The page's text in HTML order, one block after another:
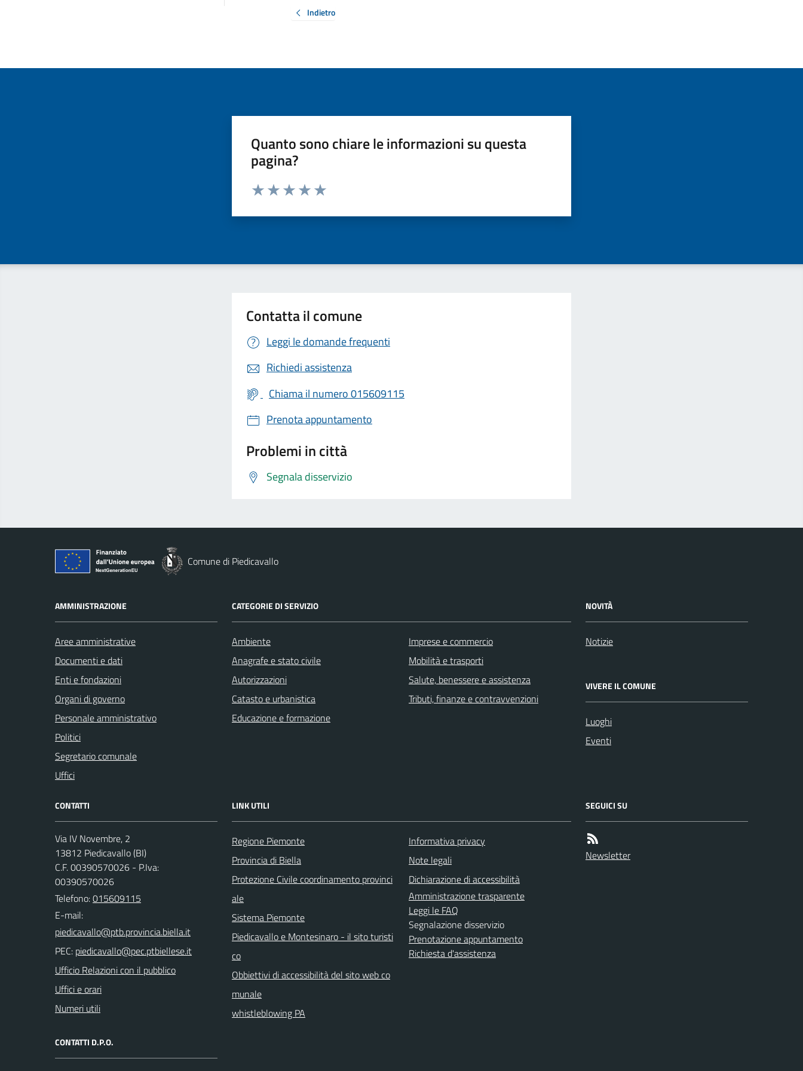
Indietro
Quanto sono chiare le informazioni su questa
pagina?
Valuta da 1 a 5 stelle la pagina
Contatta il comune
Leggi le domande frequenti
Richiedi assistenza
Chiama il numero 015609115
Prenota appuntamento
Problemi in città
Segnala disservizio
Comune di Piedicavallo
AMMINISTRAZIONE
Aree amministrative
Documenti e dati
Enti e fondazioni
Organi di governo
Personale amministrativo
Politici
Segretario comunale
Uffici
CATEGORIE DI SERVIZIO
Ambiente
Anagrafe e stato civile
Autorizzazioni
Catasto e urbanistica
Educazione e formazione
Imprese e commercio
Mobilità e trasporti
Salute, benessere e assistenza
Tributi, finanze e contravvenzioni
NOVITÀ
Notizie
VIVERE IL COMUNE
Luoghi
Eventi
CONTATTI
Via IV Novembre, 2
13812 Piedicavallo (BI)
C.F. 00390570026 - P.Iva:
00390570026
Telefono:015609115
E-mail:
PEC:
Ufficio Relazioni con il pubblico
Uffici e orari
Numeri utili
CONTATTI D.P.O.
LINK UTILI
Regione Piemonte
Provincia di Biella
Protezione Civile coordinamento provinci
ale
Sistema Piemonte
Piedicavallo e Montesinaro - il sito turisti
co
Obbiettivi di accessibilità del sito web co
munale
whistleblowing PA
Informativa privacy
Note legali
Dichiarazione di accessibilità
Amministrazione trasparente
Leggi le FAQ
Segnalazione disservizio
Prenotazione appuntamento
Richiesta d'assistenza
SEGUICI SU
Newsletter